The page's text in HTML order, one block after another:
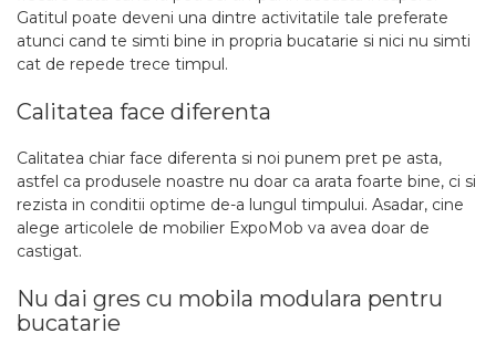
Gatitul poate deveni una dintre activitatile tale preferate
atunci cand te simti bine in propria bucatarie si nici nu simti
cat de repede trece timpul.
Calitatea face diferenta
Calitatea chiar face diferenta si noi punem pret pe asta,
astfel ca produsele noastre nu doar ca arata foarte bine, ci si
rezista in conditii optime de-a lungul timpului. Asadar, cine
alege articolele de mobilier ExpoMob va avea doar de
castigat.
Nu dai gres cu mobila modulara pentru
bucatarie